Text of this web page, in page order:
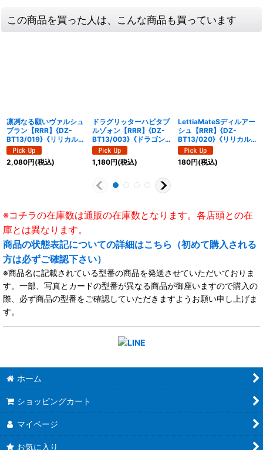
この商品を買った人は、こんな商品も買っています
凛冽なる願いヴァルシュ
ブラン【RRR】{DZ-
BT13/019}《リリカルモ
ナステリオ》
2,080円(税込)
ドラグリッターハビタブ
ルゾォン【RRR】{DZ-
BT13/003}《ドラゴン
エンパイア》
1,180円(税込)
LettiaMateSディルアー
シュ【RRR】{DZ-
BT13/020}《リリカル
モナステリオ》
180円(税込)
※コチラの在庫数は通販の在庫数となります。各店頭との在
庫とは異なります。
商品の状態表記についての詳細はこちら（初めて購入される
方は必ずご確認下さい）
※商品名に記載されている型番の商品を発送させていただいておりま
す。一部、写真とカードの型番が異なる商品が御座いますので購入の
際、必ず商品の型番をご確認していただきますようお願い申し上げま
す。
ホーム
ショッピングカート
マイページ
お気に入り